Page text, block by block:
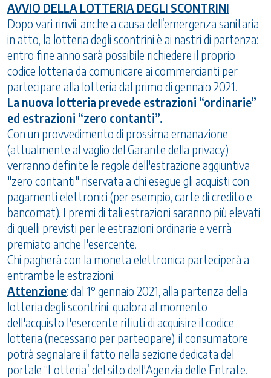
AVVIO DELLA LOTTERIA DEGLI SCONTRINI
Dopo vari rinvii, anche a causa dell’emergenza sanitaria
in atto, la lotteria degli scontrini è ai nastri di partenza:
entro fine anno sarà possibile richiedere il proprio
codice lotteria da comunicare ai commercianti per
partecipare alla lotteria dal primo di gennaio 2021.
La nuova lotteria prevede estrazioni “ordinarie”
ed estrazioni “zero contanti”.
Con un provvedimento di prossima emanazione
(attualmente al vaglio del Garante della privacy)
verranno definite le regole dell'estrazione aggiuntiva
"zero contanti" riservata a chi esegue gli acquisti con
pagamenti elettronici (per esempio, carte di credito e
bancomat). I premi di tali estrazioni saranno più elevati
di quelli previsti per le estrazioni ordinarie e verrà
premiato anche l'esercente.
Chi pagherà con la moneta elettronica parteciperà a
entrambe le estrazioni.
Attenzione: dal 1° gennaio 2021, alla partenza della
lotteria degli scontrini, qualora al momento
dell'acquisto l'esercente rifiuti di acquisire il codice
lotteria (necessario per partecipare), il consumatore
potrà segnalare il fatto nella sezione dedicata del
portale “Lotteria” del sito dell'Agenzia delle Entrate.